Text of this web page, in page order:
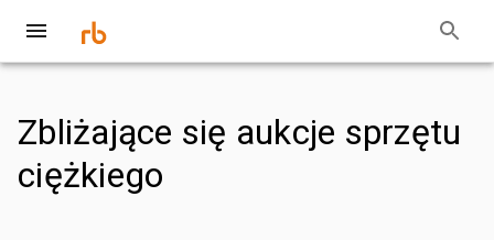
Zbliżające się aukcje sprzętu
ciężkiego